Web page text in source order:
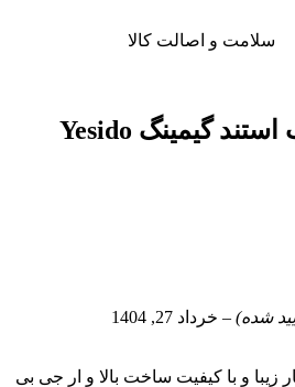
سلامت و اصالت کالا
هاب استند گیمینگ Yesido
شده) – خرداد 27, 1404
زیبا و با کیفیت ساخت بالا و ار جی بی